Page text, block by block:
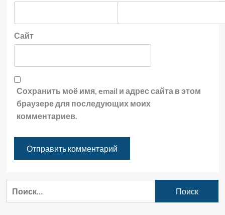
Сайт
Сохранить моё имя, email и адрес сайта в этом
браузере для последующих моих
комментариев.